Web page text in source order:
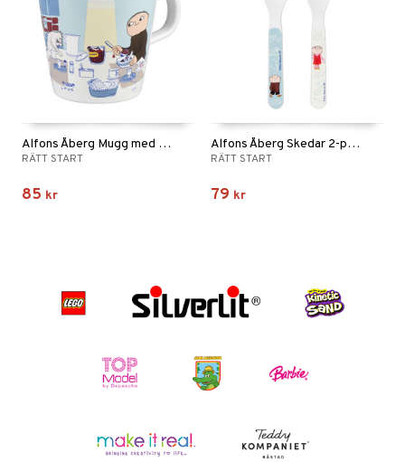
Alfons Åberg Mugg med handtag
RÄTT START
85 kr
Alfons Åberg Skedar 2-pack
RÄTT START
79 kr